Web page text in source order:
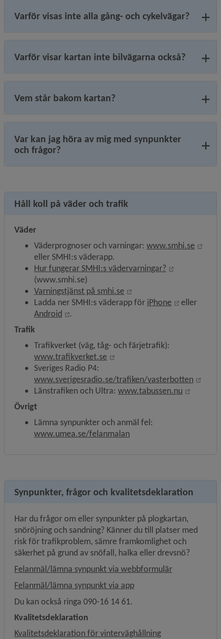
Varför visas inte alla gång- och cykelvägar?
Varför visar kartan inte bilvägarna också?
Vem står bakom kartan?
Var kan jag höra av mig med synpunkter
och frågor?
Håll koll på väder och trafik
Väder
Väderprognoser och varningar: www.smhi.se
eller SMHI:s väderapp.
Hur fungerar SMHI:s vädervarningar?
Länk till
(www.smhi.se)
Varningstjänst på smhi.se
Länk till annan
Ladda ner SMHI:s väderapp för iPhone Länk till
Android
Länk till annan webbplats, öppnas i nytt
.
Trafik
www.trafikverket.se
Länk till annan webbplats,
www.sverigesradio.se/trafiken/vasterbotten
Länk
Länstrafiken och Ultra: www.tabussen.nu
Länk till
Övrigt
www.umea.se/felanmalan
Synpunkter, frågor och kvalitetsdeklaration
Har du frågor om eller synpunkter på plogkartan,
snöröjning och sandning? Känner du till platser med
risk för trafikproblem, sämre framkomlighet och
säkerhet på grund av snöfall, halka eller drevsnö?
Felanmäl/lämna synpunkt via webbformulär
Felanmäl/lämna synpunkt via app
Du kan också ringa 090-16 14 61.
Kvalitetsdeklaration
Kvalitetsdeklaration för vinterväghållning